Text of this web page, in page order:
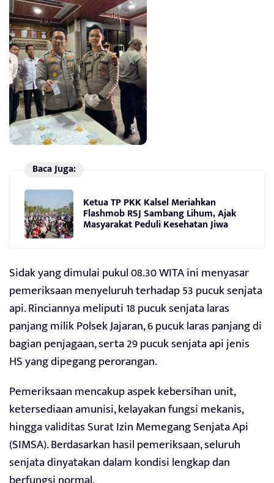
Baca Juga:
Ketua TP PKK Kalsel Meriahkan
Flashmob RSJ Sambang Lihum, Ajak
Masyarakat Peduli Kesehatan Jiwa
Sidak yang dimulai pukul 08.30 WITA ini menyasar
pemeriksaan menyeluruh terhadap 53 pucuk senjata
api. Rinciannya meliputi 18 pucuk senjata laras
panjang milik Polsek Jajaran, 6 pucuk laras panjang di
bagian penjagaan, serta 29 pucuk senjata api jenis
HS yang dipegang perorangan.
Pemeriksaan mencakup aspek kebersihan unit,
ketersediaan amunisi, kelayakan fungsi mekanis,
hingga validitas Surat Izin Memegang Senjata Api
(SIMSA). Berdasarkan hasil pemeriksaan, seluruh
senjata dinyatakan dalam kondisi lengkap dan